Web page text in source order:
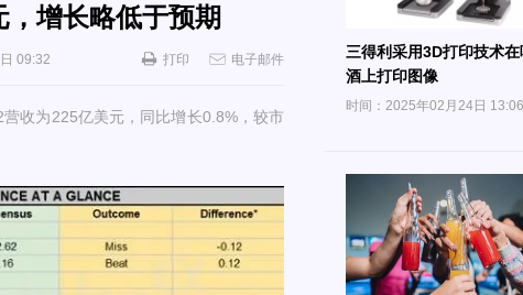
增长略低于预期
09:32 打印 电子邮件
收为225亿美元，同比增长0.8%，较市
三得利采用3D打印技术在
酒上打印图像
时间：2025年02月24日 13:06